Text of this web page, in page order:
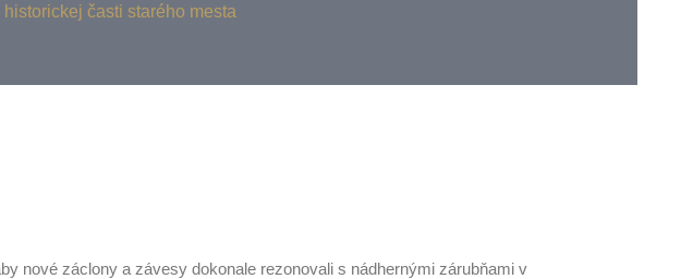
časti starého mesta
nové záclony a závesy dokonale rezonovali s nádhernými zárubňami v